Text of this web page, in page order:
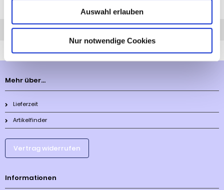
Auswahl erlauben
Nur notwendige Cookies
Diesen Artikel haben wir am 14.12.2023 in unseren Katalog aufgenommen.
Anfrage Anrufen AHK-Finder
Mehr über...
Lieferzeit
Artikelfinder
Vertrag widerrufen
Informationen